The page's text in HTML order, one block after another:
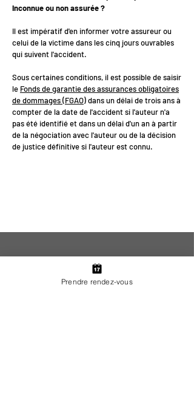
inconnue ou non assurée ?
Il est impératif d'en informer votre assureur ou
celui de la victime dans les cinq jours ouvrables
qui suivent l'accident.
Sous certaines conditions, il est possible de saisir
le Fonds de garantie des assurances obligatoires
de dommages (FGAO)dans un délai de trois ans à
compter de la date de l'accident si l'auteur n'a
pas été identifié et dans un délai d'un an à partir
de la négociation avec l'auteur ou de la décision
de justice définitive si l'auteur est connu.
Prendre rendez-vous